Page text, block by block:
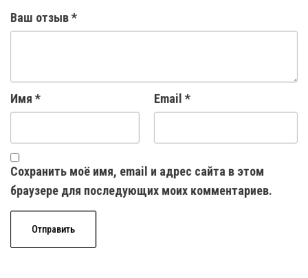
Ваш отзыв*
Имя * Email *
Сохранить моё имя, email и адрес сайта в этом
браузере для последующих моих комментариев.